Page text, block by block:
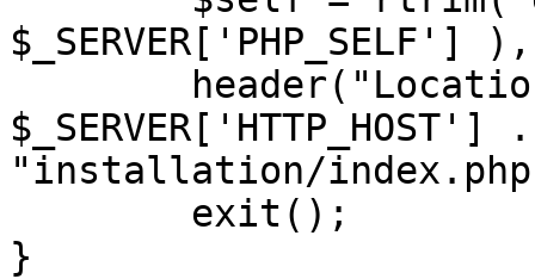
"installation/
}